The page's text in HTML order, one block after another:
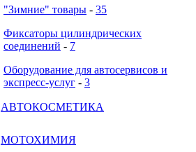
"Зимние" товары - 35
Фиксаторы цилиндрических
соединений - 7
Оборудование для автосервисов и
экспресс-услуг - 3
АВТОКОСМЕТИКА
МОТОХИМИЯ